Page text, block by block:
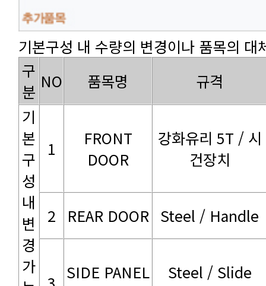
기본구성 내 수량의 변경이나 품목의
분 NO 품목명 규격
1 DOOR 건장치
2 REAR DOOR Steel / Handle